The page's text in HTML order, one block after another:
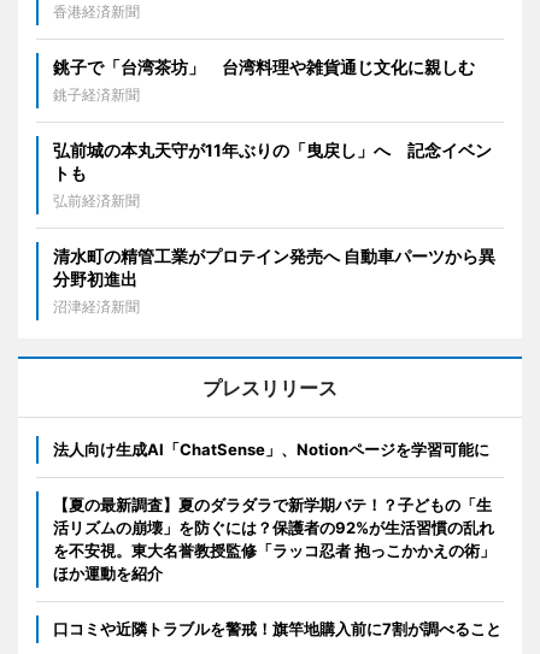
香港経済新聞
銚子で「台湾茶坊」 台湾料理や雑貨通じ文化に親しむ
銚子経済新聞
弘前城の本丸天守が11年ぶりの「曳戻し」へ 記念イベン
トも
弘前経済新聞
清水町の精管工業がプロテイン発売へ 自動車パーツから異
分野初進出
沼津経済新聞
プレスリリース
法人向け生成AI「ChatSense」、Notionページを学習可能に
【夏の最新調査】夏のダラダラで新学期バテ！？子どもの「生
活リズムの崩壊」を防ぐには？保護者の92%が生活習慣の乱れ
を不安視。東大名誉教授監修「ラッコ忍者 抱っこかかえの術」
ほか運動を紹介
口コミや近隣トラブルを警戒！旗竿地購入前に7割が調べること